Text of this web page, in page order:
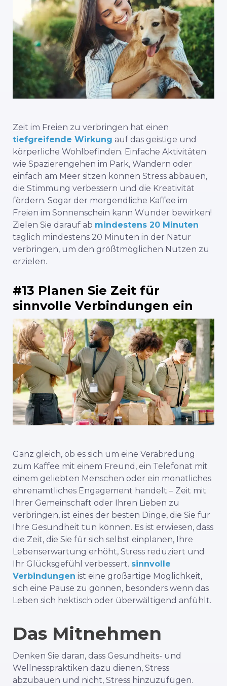
Zeit im Freien zu verbringen hat einen
tiefgreifende Wirkung auf das geistige und
körperliche Wohlbefinden. Einfache Aktivitäten
wie Spazierengehen im Park, Wandern oder
einfach am Meer sitzen können Stress abbauen,
die Stimmung verbessern und die Kreativität
fördern. Sogar der morgendliche Kaffee im
Freien im Sonnenschein kann Wunder bewirken!
Zielen Sie darauf ab mindestens 20 Minuten
täglich mindestens 20 Minuten in der Natur
verbringen, um den größtmöglichen Nutzen zu
erzielen.
#13 Planen Sie Zeit für
sinnvolle Verbindungen ein
Ganz gleich, ob es sich um eine Verabredung
zum Kaffee mit einem Freund, ein Telefonat mit
einem geliebten Menschen oder ein monatliches
ehrenamtliches Engagement handelt – Zeit mit
Ihrer Gemeinschaft oder Ihren Lieben zu
verbringen, ist eines der besten Dinge, die Sie für
Ihre Gesundheit tun können. Es ist erwiesen, dass
die Zeit, die Sie für sich selbst einplanen, Ihre
Lebenserwartung erhöht, Stress reduziert und
Ihr Glücksgefühl verbessert. sinnvolle
Verbindungen ist eine großartige Möglichkeit,
sich eine Pause zu gönnen, besonders wenn das
Leben sich hektisch oder überwältigend anfühlt.
Das Mitnehmen
Denken Sie daran, dass Gesundheits- und
Wellnesspraktiken dazu dienen, Stress
abzubauen und nicht, Stress hinzuzufügen.